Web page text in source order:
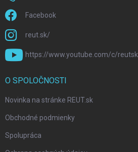
Facebook
reut.sk/
https://www.youtube.com/c/reutsk
O SPOLOČNOSTI
Novinka na stránke REUT.sk
Obchodné podmienky
Spolupráca